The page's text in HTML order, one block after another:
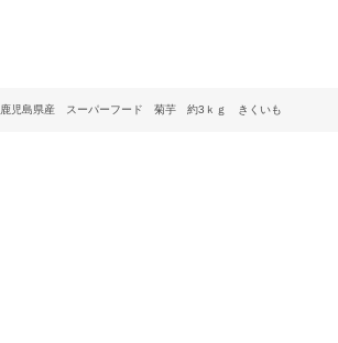
鹿児島県産 スーパーフード 菊芋 約3ｋｇ きくいも